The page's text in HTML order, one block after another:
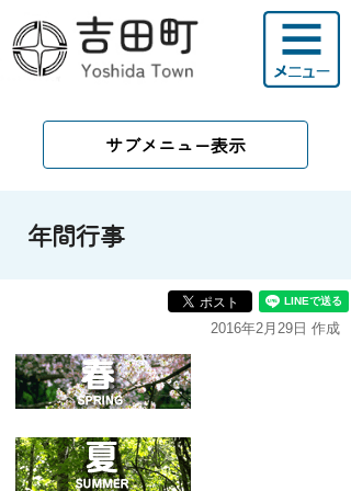
サブメニュー表示
年間行事
2016年2月29日 作成